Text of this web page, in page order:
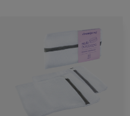
Kerzen
Handseifen
Handschuhe
Müllbeutel | Eimer